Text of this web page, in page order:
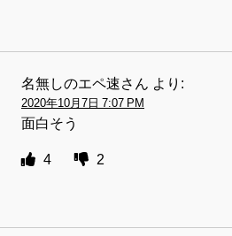
名無しのエペ速さん より:
2020年10月7日 7:07 PM
面白そう
4 2